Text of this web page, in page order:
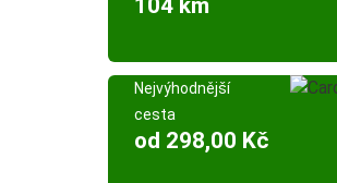
104 km
Nejvýhodnější
cesta
od 298,00 Kč